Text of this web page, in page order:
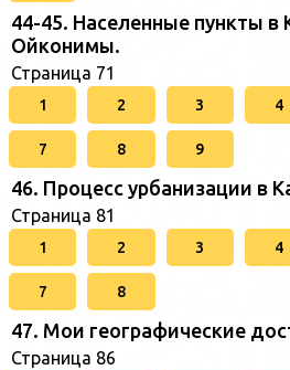
44-45. Населенные пункты в
Ойконимы.
Страница 71
1 2 3 4
7 8 9
46. Процесс урбанизации в
Страница 81
1 2 3 4
7 8
47. Мои географические
Страница 86